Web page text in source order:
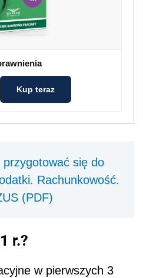
Kup teraz
przygotować się do
Rachunkowość.
(PDF)
r.?
w pierwszych 3